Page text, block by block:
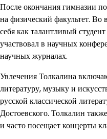
После окончания гимназии
на физический факультет.
себя как талантливый
участвовал в научных
научных журналах.
Увлечения Толкалина
литературу, музыку и
русской классической
Достоевского. Толкалин
и часто посещает концерты